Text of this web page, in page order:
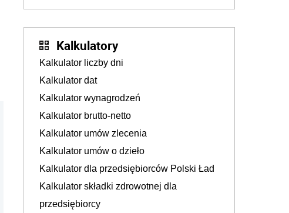
Kalkulatory
Kalkulator liczby dni
Kalkulator dat
Kalkulator wynagrodzeń
Kalkulator brutto-netto
Kalkulator umów zlecenia
Kalkulator umów o dzieło
Kalkulator dla przedsiębiorców Polski Ład
Kalkulator składki zdrowotnej dla
przedsiębiorcy